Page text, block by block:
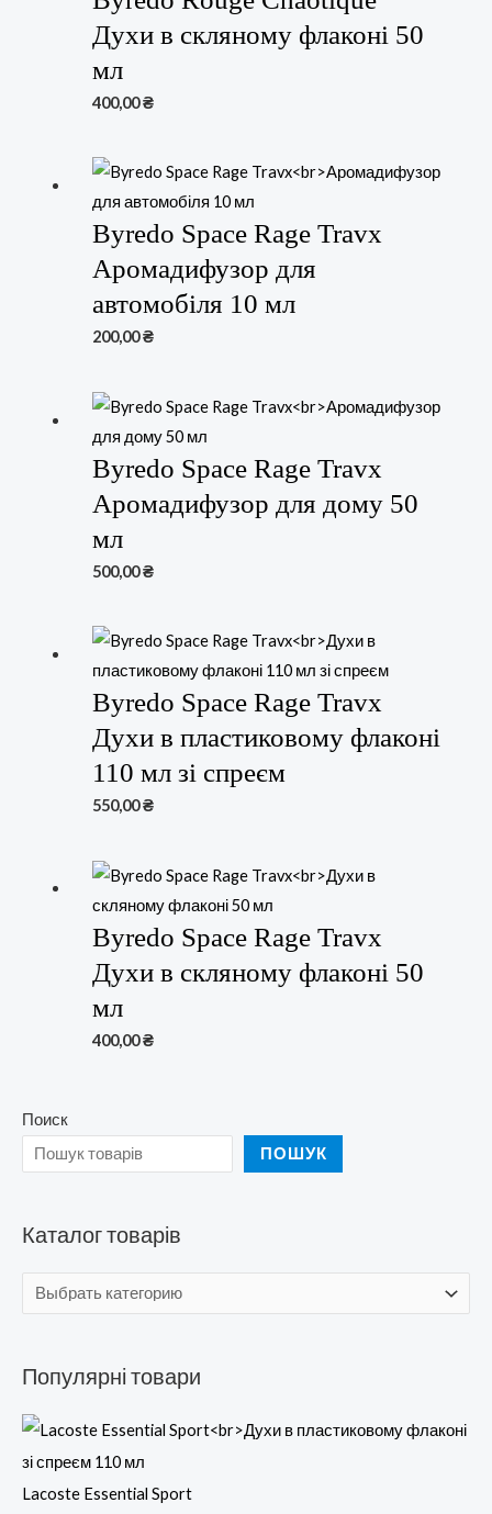
Поиск
ПОШУК
Каталог товарів
Популярні товари
Lacoste Essential Sport
Духи в скляному флаконі 50
мл
400,00₴
Byredo Space Rage Travx
Аромадифузор для
автомобіля 10 мл
200,00₴
Byredo Space Rage Travx
Аромадифузор для дому 50
мл
500,00₴
Byredo Space Rage Travx
Духи в пластиковому флаконі
110 мл зі спреєм
550,00₴
Byredo Space Rage Travx
Духи в скляному флаконі 50
мл
400,00₴